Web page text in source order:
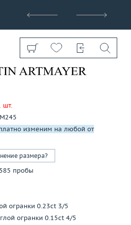
все
шт.
изменим на любой от
размера?
пробы
огранки 0.23ct 3/5
огранки 0.15ct 4/5